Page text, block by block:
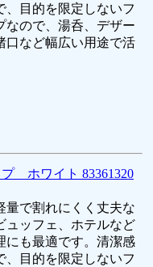
、目的を限定しないフ
なので、湯呑、デザー
口など幅広い用途で活
ホワイト 83361320
量で割れにくく丈夫な
ュッフェ、ホテルなど
にも最適です。清潔感
、目的を限定しないフ